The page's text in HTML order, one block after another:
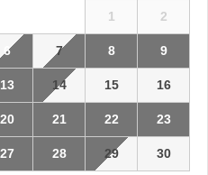
1 2
6 7 8 9
13 14 15 16
20 21 22 23
27 28 29 30